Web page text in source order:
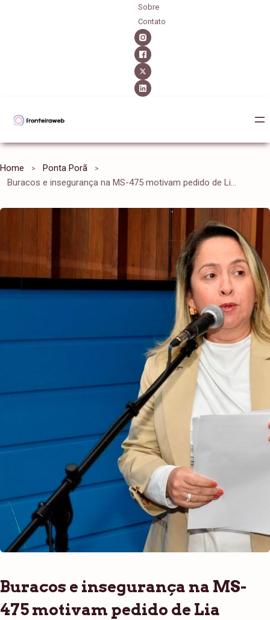
Sobre
Contato
Home
Ponta Porã
Buracos e insegurança na MS-475 motivam pedido de Lia Nogueira
Buracos e insegurança na MS-
475 motivam pedido de Lia